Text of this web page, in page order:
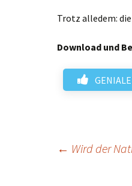
Trotz alledem:
Download und
← Wird der